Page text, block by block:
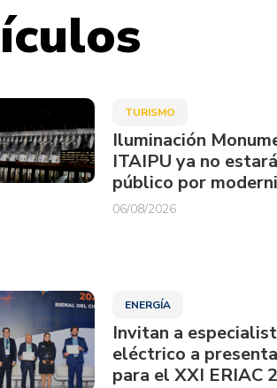
TURISMO
Iluminación
ITAIPU ya no
público por
06/08/2026
ENERGÍA
Invitan a
eléctrico a
para el XXI ERIAC